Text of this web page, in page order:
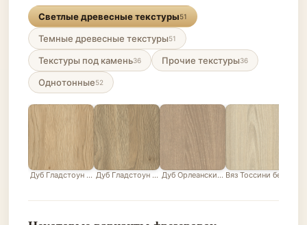
Светлые древесные текстуры51
Темные древесные текстуры51
Текстуры под камень36 Прочие текстуры36
Однотонные52
Дуб Гладстоун песочныйДуб Гладстоун серо-бежевыйДуб Орлеанский песочно-бежевый
Вяз Тоссини белый